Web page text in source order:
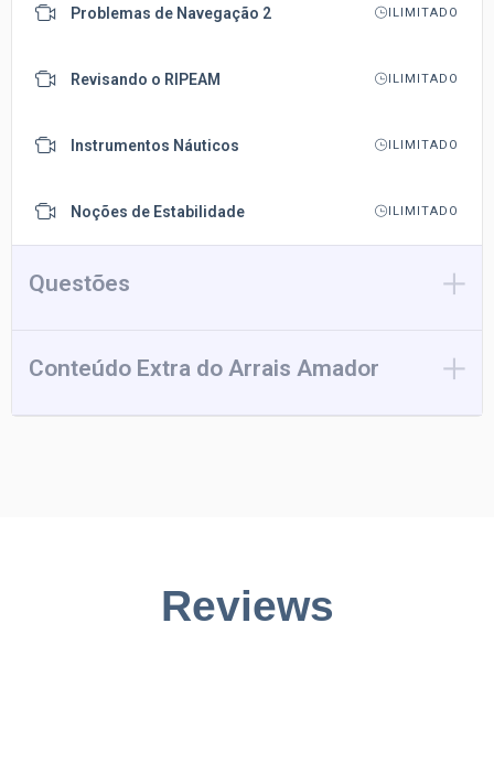
Problemas de Navegação 2 ILIMITADO
Revisando o RIPEAM ILIMITADO
Instrumentos Náuticos ILIMITADO
Noções de Estabilidade ILIMITADO
Questões
Conteúdo Extra do Arrais Amador
Reviews